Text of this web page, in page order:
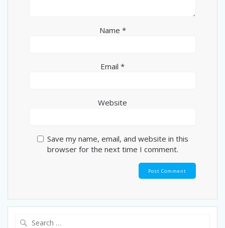
Name *
Email *
Website
Save my name, email, and website in this
browser for the next time I comment.